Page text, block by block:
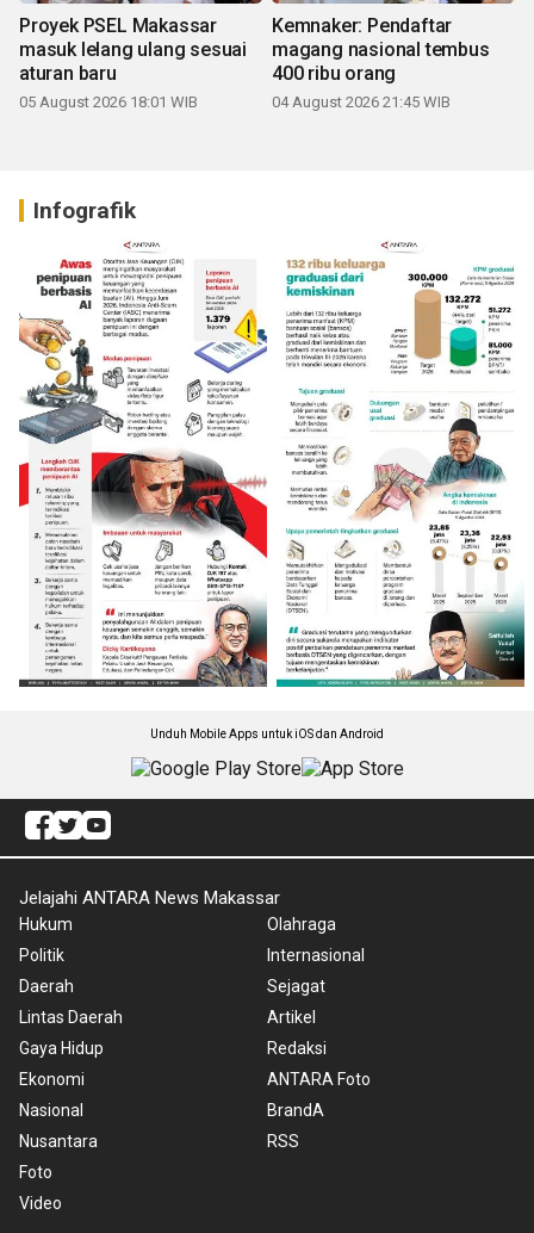
Proyek PSEL Makassar
masuk lelang ulang sesuai
aturan baru
05 August 2026 18:01 WIB
Kemnaker: Pendaftar
magang nasional tembus
400 ribu orang
04 August 2026 21:45 WIB
Infografik
Unduh Mobile Apps untuk iOS dan Android
Jelajahi ANTARA News Makassar
Hukum
Politik
Daerah
Lintas Daerah
Gaya Hidup
Ekonomi
Nasional
Nusantara
Foto
Video
Olahraga
Internasional
Sejagat
Artikel
Redaksi
ANTARA Foto
BrandA
RSS